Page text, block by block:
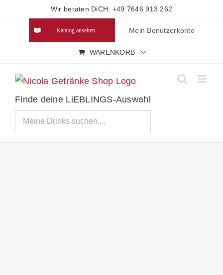
Wir beraten DiCH: +49 7646 913 262
Katalog ansehen Mein Benutzerkonto
WARENKORB
Finde deine LiEBLINGS-Auswahl